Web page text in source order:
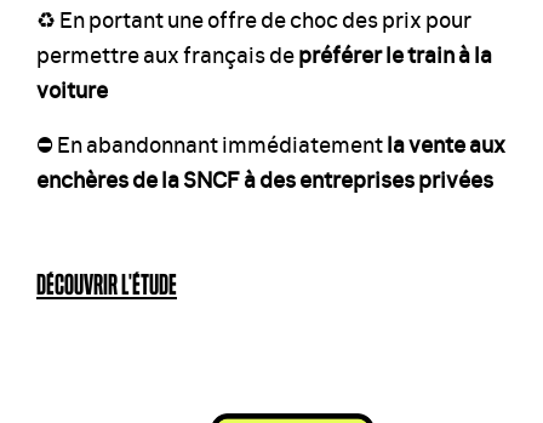
♻️ En portant une offre de choc des prix pour
permettre aux français depréférer le train à la
voiture
⛔️ En abandonnant immédiatementla vente aux
enchères de la SNCF à des entreprises privées
DÉCOUVRIR L'ÉTUDE